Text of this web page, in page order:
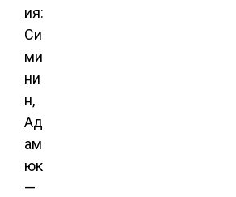
ия:
Си
ми
ни
н,
Ад
ам
юк
—